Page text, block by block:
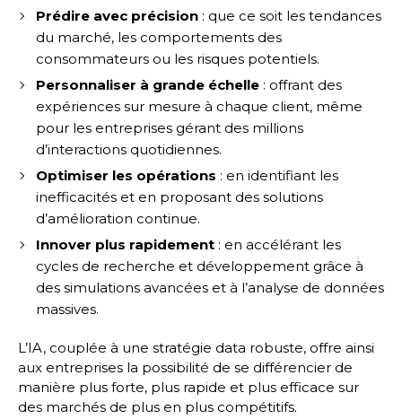
Prédire avec précision : que ce soit les tendances
du marché, les comportements des
consommateurs ou les risques potentiels.
Personnaliser à grande échelle : offrant des
expériences sur mesure à chaque client, même
pour les entreprises gérant des millions
d’interactions quotidiennes.
Optimiser les opérations : en identifiant les
inefficacités et en proposant des solutions
d’amélioration continue.
Innover plus rapidement : en accélérant les
cycles de recherche et développement grâce à
des simulations avancées et à l’analyse de données
massives.
L’IA, couplée à une stratégie data robuste, offre ainsi
aux entreprises la possibilité de se différencier de
manière plus forte, plus rapide et plus efficace sur
des marchés de plus en plus compétitifs.